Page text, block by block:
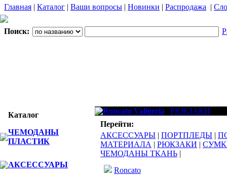
Главная | Каталог | Ваши вопросы | Новинки | Распродажа |
Поиск:
Каталог
ЧЕМОДАНЫ
ПЛАСТИК
АКСЕССУАРЫ
Roncato Valigeria
РЮКЗАКИ
Перейти:
АКСЕССУАРЫ | ПОРТПЛЕДЫ |
МАТЕРИАЛА | РЮКЗАКИ |
ЧЕМОДАНЫ ТКАНЬ |
Roncato